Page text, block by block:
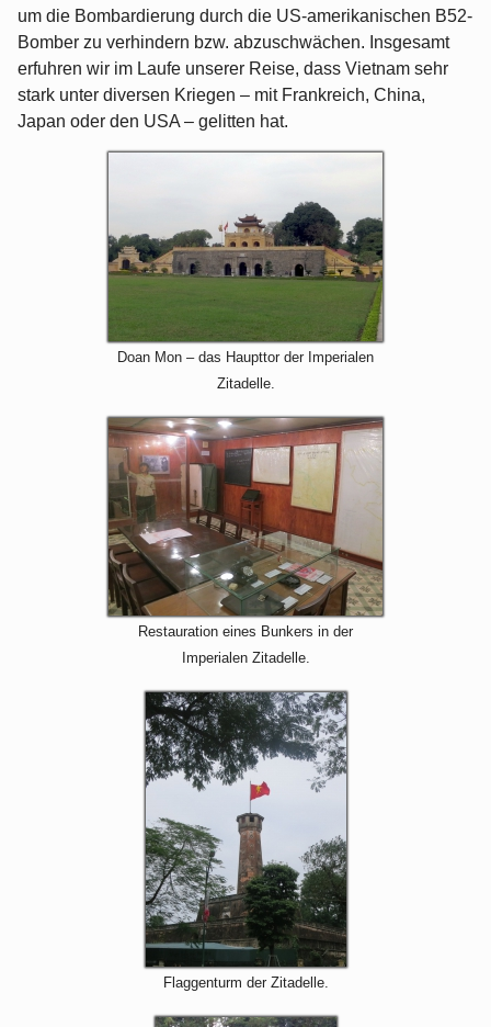
um die Bombardierung durch die US-amerikanischen B52-
Bomber zu verhindern bzw. abzuschwächen. Insgesamt
erfuhren wir im Laufe unserer Reise, dass Vietnam sehr
stark unter diversen Kriegen – mit Frankreich, China,
Japan oder den USA – gelitten hat.
Doan Mon – das Haupttor der Imperialen
Zitadelle.
Restauration eines Bunkers in der
Imperialen Zitadelle.
Flaggenturm der Zitadelle.